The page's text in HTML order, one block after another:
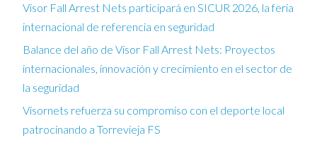
Visor Fall Arrest Nets participará en SICUR 2026, la feria
internacional de referencia en seguridad
Balance del año de Visor Fall Arrest Nets: Proyectos
internacionales, innovación y crecimiento en el sector de
la seguridad
Visornets refuerza su compromiso con el deporte local
patrocinando a Torrevieja FS